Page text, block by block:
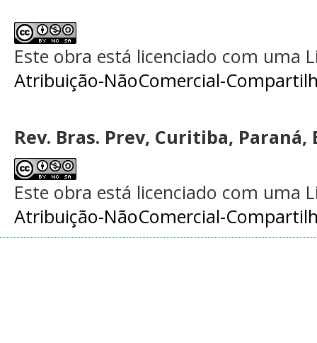
Este obra está licenciado com uma
Atribuição-NãoComercial-
Rev. Bras. Prev, Curitiba, Paraná,
Este obra está licenciado com uma
Atribuição-NãoComercial-